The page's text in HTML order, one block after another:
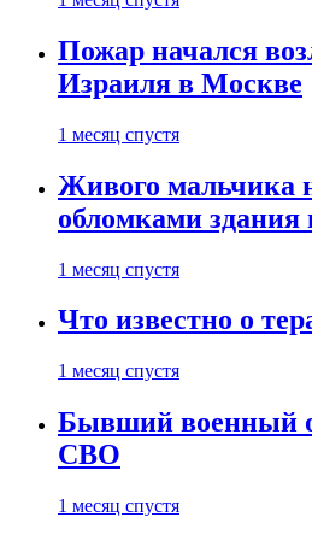
Пожар начался
Израиля в Москве
1 месяц спустя
Живого мальчика
обломками здания
1 месяц спустя
Что известно о
1 месяц спустя
Бывший военный
СВО
1 месяц спустя